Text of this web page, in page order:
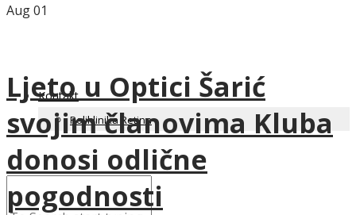
Kontakt
Poliklinika Retina
Aug01
Ljeto u Optici Šarić
svojim članovima Kluba
donosi odlične
pogodnosti